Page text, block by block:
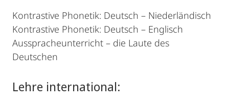
Kontrastive Phonetik: Deutsch – Niederländisch
Kontrastive Phonetik: Deutsch – Englisch
Ausspracheunterricht – die Laute des
Deutschen
Lehre international: